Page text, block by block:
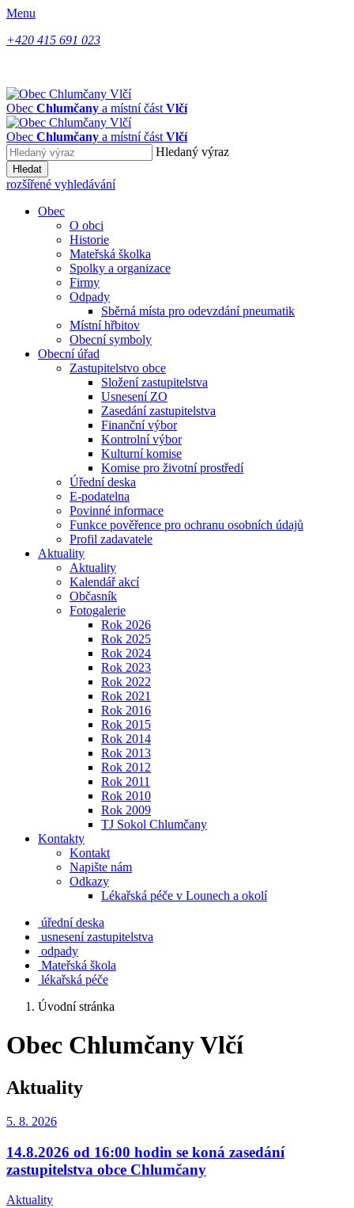
Menu
+420 415 691 023
Obec Chlumčany a místní část Vlčí
Obec Chlumčany a místní část Vlčí
Hledaný výraz
Hledat
rozšířené vyhledávání
Obec
O obci
Historie
Mateřská školka
Spolky a organizace
Firmy
Odpady
Sběrná místa pro odevzdání pneumatik
Místní hřbitov
Obecní symboly
Obecní úřad
Zastupitelstvo obce
Složení zastupitelstva
Usnesení ZO
Zasedání zastupitelstva
Finanční výbor
Kontrolní výbor
Kulturní komise
Komise pro životní prostředí
Úřední deska
E-podatelna
Povinné informace
Funkce pověřence pro ochranu osobních údajů
Profil zadavatele
Aktuality
Aktuality
Kalendář akcí
Občasník
Fotogalerie
Rok 2026
Rok 2025
Rok 2024
Rok 2023
Rok 2022
Rok 2021
Rok 2016
Rok 2015
Rok 2014
Rok 2013
Rok 2012
Rok 2011
Rok 2010
Rok 2009
TJ Sokol Chlumčany
Kontakty
Kontakt
Napište nám
Odkazy
Lékařská péče v Lounech a okolí
úřední deska
usnesení zastupitelstva
odpady
Mateřská škola
lékařská péče
Úvodní stránka
Obec Chlumčany Vlčí
Aktuality
5. 8. 2026
14.8.2026 od 16:00 hodin se koná zasedání
zastupitelstva obce Chlumčany
Aktuality